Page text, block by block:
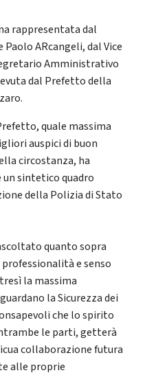
rappresentata dal
ARcangeli, dal Vice
Amministrativo
dal Prefetto della
quale massima
auspici di buon
circostanza, ha
sintetico quadro
della Polizia di Stato
quanto sopra
e senso
la massima
la Sicurezza dei
che lo spirito
le parti, getterà
collaborazione futura
alle proprie